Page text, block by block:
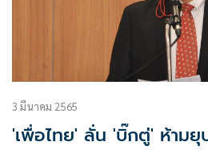
3 มีนาคม 2565
'เพื่อไทย' ลั่น 'บิ๊กตู่' ห้ามยุ